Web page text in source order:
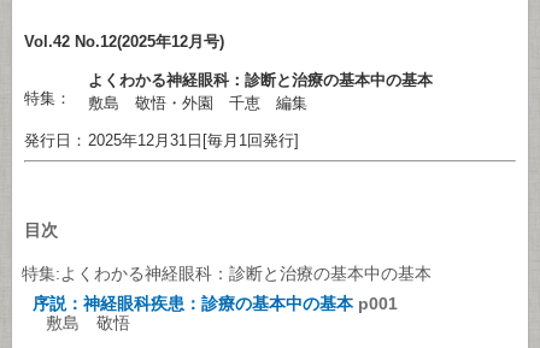
Vol.42 No.12(2025年12月号)
特集：
よくわかる神経眼科：診断と治療の基本中の基本
敷島 敬悟・外園 千恵 編集
発行日： 2025年12月31日[毎月1回発行]
目次
特集:よくわかる神経眼科：診断と治療の基本中の基本
序説：神経眼科疾患：診療の基本中の基本 p001
敷島 敬悟